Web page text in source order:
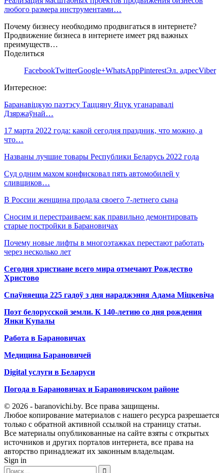
любого размера инструментами…
Почему бизнесу необходимо продвигаться в интернете?
Продвижение бизнеса в интернете имеет ряд важных
преимуществ…
Поделиться
FacebookTwitterGoogle+WhatsAppPinterestЭл. адресViber
Интересное:
Баранавіцкую паэтэсу Таццяну Яцук уганаравалі
Дзяржаўнай…
17 марта 2022 года: какой сегодня праздник, что можно, а
что…
Названы лучшие товары Республики Беларусь 2022 года
Суд одним махом конфисковал пять автомобилей у
сливщиков…
В России женщина продала своего 7-летнего сына
Сносим и перестраиваем: как правильно демонтировать
старые постройки в Барановичах
Почему новые лифты в многоэтажках перестают работать
через несколько лет
Сегодня христиане всего мира отмечают Рождество
Христово
Спаўняецца 225 гадоў з дня нараджэння Адама Міцкевіча
Поэт белорусской земли. К 140-летию со дня рождения
Янки Купалы
Работа в Барановичах
Медицина Барановичей
Digital услуги в Беларуси
Погода в Барановичах и Барановичском районе
© 2026 - baranovichi.by. Все права защищены.
Любое копирование материалов с нашего ресурса разрешается
только с обратной активной ссылкой на страницу статьи.
Все материалы опубликованные на сайте взяты с открытых
источников и других порталов интернета, все права на
авторство принадлежат их законным владельцам.
Sign in